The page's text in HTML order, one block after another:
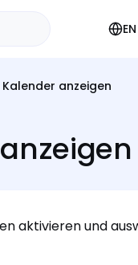
EN
anzeigen
aktivieren und